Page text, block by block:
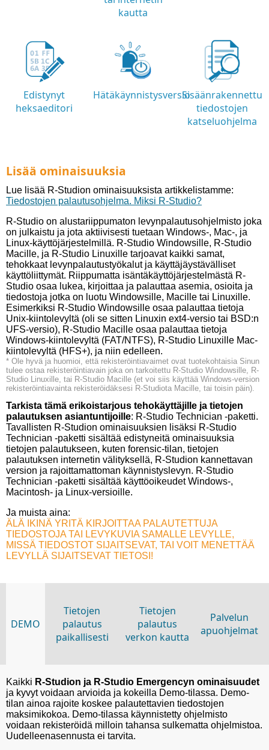
kautta
Edistynyt
heksaeditori
HätäkäynnistysversioSisäänrakennettu
tiedostojen
katseluohjelma
Lisää ominaisuuksia
Lue lisää R-Studion ominaisuuksista artikkelistamme:
Tiedostojen palautusohjelma. Miksi R-Studio?
R-Studio on alustariippumaton levynpalautusohjelmisto joka
on julkaistu ja jota aktiivisesti tuetaan Windows-, Mac-, ja
Linux-käyttöjärjestelmillä. R-Studio Windowsille, R-Studio
Macille, ja R-Studio Linuxille tarjoavat kaikki samat,
tehokkaat levynpalautustyökalut ja käyttäjäystävälliset
käyttöliittymät. Riippumatta isäntäkäyttöjärjestelmästä R-
Studio osaa lukea, kirjoittaa ja palauttaa asemia, osioita ja
tiedostoja jotka on luotu Windowsille, Macille tai Linuxille.
Esimerkiksi R-Studio Windowsille osaa palauttaa tietoja
Unix-kiintolevyltä (oli se sitten Linuxin ext4-versio tai BSD:n
UFS-versio), R-Studio Macille osaa palauttaa tietoja
Windows-kiintolevyltä (FAT/NTFS), R-Studio Linuxille Mac-
kiintolevyltä (HFS+), ja niin edelleen.
* Ole hyvä ja huomioi, että rekisteröintiavaimet ovat tuotekohtaisia Sinun
tulee ostaa rekisteröintiavain joka on tarkoitettu R-Studio Windowsille, R-
Studio Linuxille, tai R-Studio Macille (et voi siis käyttää Windows-version
rekisteröintiavainta rekisteröidäksesi R-Studiota Macille, tai toisin päin).
Tarkista tämä erikoistarjous tehokäyttäjille ja tietojen
palautuksen asiantuntijoille: R-Studio Technician -paketti.
Tavallisten R-Studion ominaisuuksien lisäksi R-Studio
Technician -paketti sisältää edistyneitä ominaisuuksia
tietojen palautukseen, kuten forensic-tilan, tietojen
palautuksen internetin välityksellä, R-Studion kannettavan
version ja rajoittamattoman käynnistyslevyn. R-Studio
Technician -paketti sisältää käyttöoikeudet Windows-,
Macintosh- ja Linux-versioille.
Ja muista aina:
ÄLÄ IKINÄ YRITÄ KIRJOITTAA PALAUTETTUJA
TIEDOSTOJA TAI LEVYKUVIA SAMALLE LEVYLLE,
MISSÄ TIEDOSTOT SIJAITSEVAT, TAI VOIT MENETTÄÄ
LEVYLLÄ SIJAITSEVAT TIETOSI!
DEMO
Tietojen
palautus
paikallisesti
Tietojen
palautus
verkon kautta
Palvelun
apuohjelmat
Kaikki R-Studion ja R-Studio Emergencyn ominaisuudet
ja kyvyt voidaan arvioida ja kokeilla Demo-tilassa. Demo-
tilan ainoa rajoite koskee palautettavien tiedostojen
maksimikokoa. Demo-tilassa käynnistetty ohjelmisto
voidaan rekisteröidä milloin tahansa sulkematta ohjelmistoa.
Uudelleenasennusta ei tarvita.